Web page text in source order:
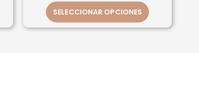
SELECCIONAR OPCIONES